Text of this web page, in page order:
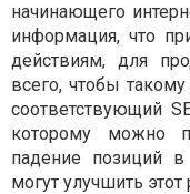
начинающего
информация, что
действиям, для
всего, чтобы
соответствующий
которому можно
падение позиций
могут улучшить этот